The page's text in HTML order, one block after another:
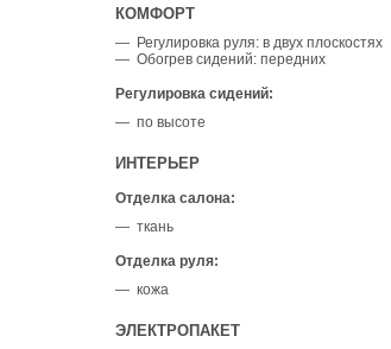
КОМФОРТ
— Регулировка руля: в двух плоскостях
— Обогрев сидений: передних
Регулировка сидений:
— по высоте
ИНТЕРЬЕР
Отделка салона:
— ткань
Отделка руля:
— кожа
ЭЛЕКТРОПАКЕТ